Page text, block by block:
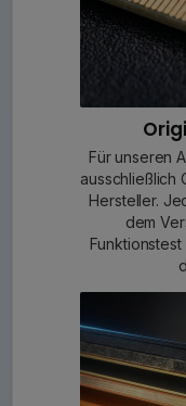
Für unseren
ausschließlich
Hersteller.
dem